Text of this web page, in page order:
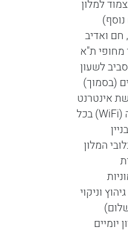
למלון
חם ואדיב
מחופי ת"א
לשעון
(בסמוך)
אינטרנט
אלחוטית מהירה (WiFi) בכל
המלון
וניקוי
יומיים